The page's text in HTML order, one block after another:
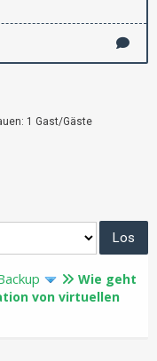
1 Gast/Gäste
Wie geht
von virtuellen